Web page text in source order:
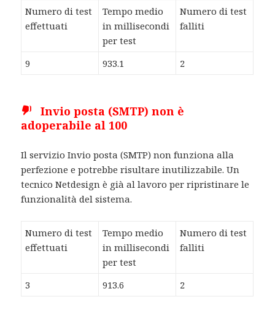
Numero di test
effettuati
Tempo medio
in millisecondi
per test
Numero di test
falliti
9 933.1 2
Invio posta (SMTP) non è
adoperabile al 100
Il servizio Invio posta (SMTP) non funziona alla
perfezione e potrebbe risultare inutilizzabile. Un
tecnico Netdesign è già al lavoro per ripristinare le
funzionalità del sistema.
Numero di test
effettuati
Tempo medio
in millisecondi
per test
Numero di test
falliti
3 913.6 2